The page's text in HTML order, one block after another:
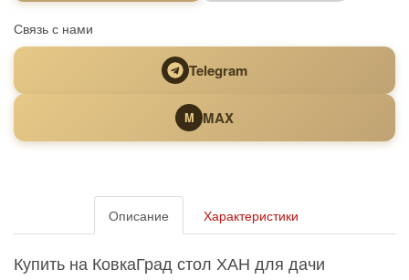
Связь с нами
Telegram
M MAX
Описание Характеристики
Купить на КовкаГрад стол ХАН для дачи